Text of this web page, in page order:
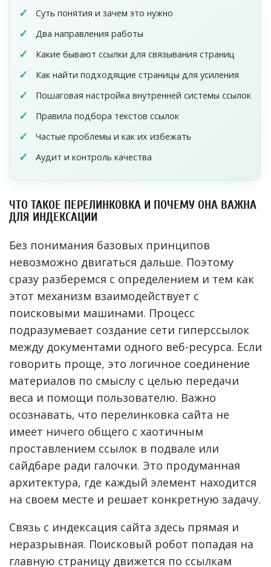
Суть понятия и зачем это нужно
Два направления работы
Какие бывают ссылки для связывания страниц
Как найти подходящие страницы для усиления
Пошаговая настройка внутренней системы ссылок
Правила подбора текстов ссылок
Частые проблемы и как их избежать
Аудит и контроль качества
ЧТО ТАКОЕ ПЕРЕЛИНКОВКА И ПОЧЕМУ ОНА ВАЖНА
ДЛЯ ИНДЕКСАЦИИ
Без понимания базовых принципов
невозможно двигаться дальше. Поэтому
сразу разберемся с определением и тем как
этот механизм взаимодействует с
поисковыми машинами. Процесс
подразумевает создание сети гиперссылок
между документами одного веб-ресурса. Если
говорить проще, это логичное соединение
материалов по смыслу с целью передачи
веса и помощи пользователю. Важно
осознавать, что перелинковка сайта не
имеет ничего общего с хаотичным
проставлением ссылок в подвале или
сайдбаре ради галочки. Это продуманная
архитектура, где каждый элемент находится
на своем месте и решает конкретную задачу.
Связь с индексация сайта здесь прямая и
неразрывная. Поисковый робот попадая на
главную страницу движется по ссылкам